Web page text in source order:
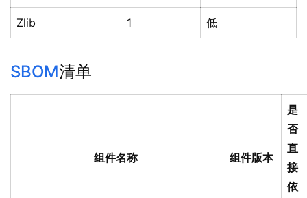
Zlib 1 低
SBOM清单
组件名称 组件版本
是
否
直
接
依